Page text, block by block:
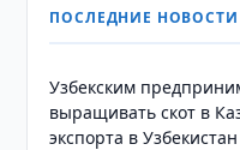
ПОСЛЕДНИЕ НОВОСТИ
Узбекским
выращивать скот в
экспорта в Узбекистан